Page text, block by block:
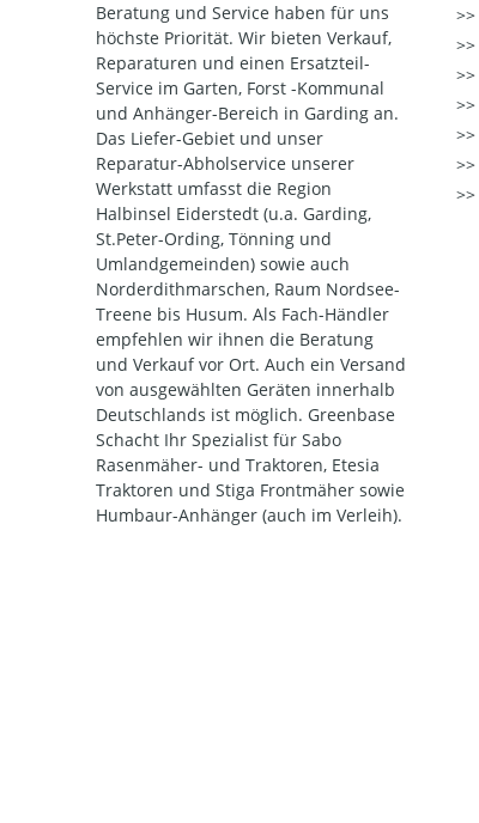
Beratung und Service haben für uns
höchste Priorität. Wir bieten Verkauf,
Reparaturen und einen Ersatzteil-
Service im Garten, Forst -Kommunal
und Anhänger-Bereich in Garding an.
Das Liefer-Gebiet und unser
Reparatur-Abholservice unserer
Werkstatt umfasst die Region
Halbinsel Eiderstedt (u.a. Garding,
St.Peter-Ording, Tönning und
Umlandgemeinden) sowie auch
Norderdithmarschen, Raum Nordsee-
Treene bis Husum. Als Fach-Händler
empfehlen wir ihnen die Beratung
und Verkauf vor Ort. Auch ein Versand
von ausgewählten Geräten innerhalb
Deutschlands ist möglich. Greenbase
Schacht Ihr Spezialist für Sabo
Rasenmäher- und Traktoren, Etesia
Traktoren und Stiga Frontmäher sowie
Humbaur-Anhänger (auch im Verleih).